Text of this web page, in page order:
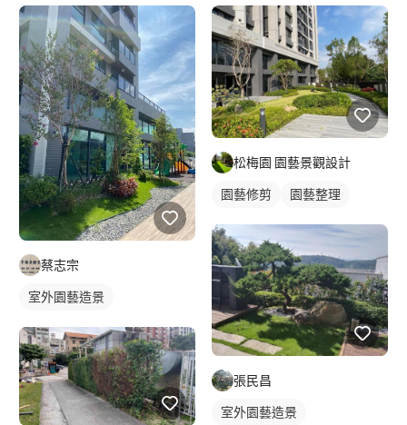
蔡志宗
室外園藝造景
松梅園 園藝景觀設計
園藝修剪 園藝整理
張民昌
室外園藝造景